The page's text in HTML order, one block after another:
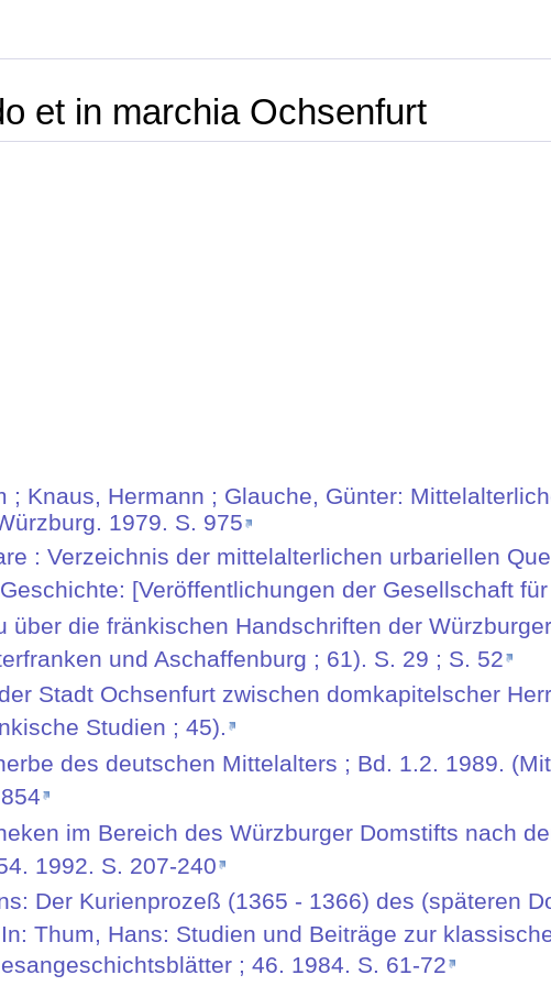
et in marchia Ochsenfurt
; Knaus, Hermann ; Glauche, Günter:
1979. S. 975
: Verzeichnis der mittelalterlichen urbariellen
[Veröffentlichungen der Gesellschaft
über die fränkischen Handschriften der
und Aschaffenburg ; 61). S. 29 ; S. 52
Stadt Ochsenfurt zwischen domkapitelscher
Studien ; 45).
des deutschen Mittelalters ; Bd. 1.2. 1989.
im Bereich des Würzburger Domstifts nach
1992. S. 207-240
Der Kurienprozeß (1365 - 1366) des (späteren
Thum, Hans: Studien und Beiträge zur
; 46. 1984. S. 61-72